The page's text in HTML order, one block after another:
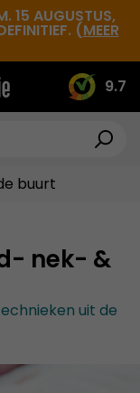
15 AUGUSTUS,
(MEER
9.7
buurt
nek- &
uit de